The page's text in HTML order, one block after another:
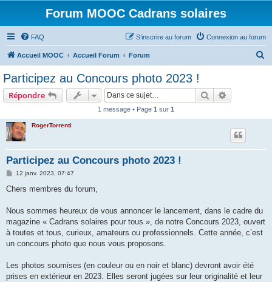
Forum MOOC Cadrans solaires
FAQ Connexion au forum
S’inscrire au forum
Accueil MOOC Accueil Forum Forum
Participez au Concours photo 2023 !
Répondre Rechercher
1 message • Page 1 sur 1
RogerTorrenti
Participez au Concours photo 2023 !
M
s
g
12 janv. 2023, 07:47
Chers membres du forum,
Nous sommes heureux de vous annoncer le lancement, dans le cadre du
magazine « Cadrans solaires pour tous », de notre Concours 2023, ouvert
à toutes et tous, curieux, amateurs ou professionnels. Cette année, c’est
un concours photo que nous vous proposons.
Les photos soumises (en couleur ou en noir et blanc) devront avoir été
prises en extérieur en 2023. Elles seront jugées sur leur originalité et leur